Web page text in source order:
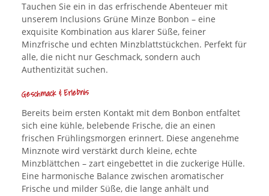
Tauchen Sie ein in das erfrischende Abenteuer mit
unserem Inclusions Grüne Minze Bonbon – eine
exquisite Kombination aus klarer Süße, feiner
Minzfrische und echten Minzblattstückchen. Perfekt für
alle, die nicht nur Geschmack, sondern auch
Authentizität suchen.
Geschmack & Erlebnis
Bereits beim ersten Kontakt mit dem Bonbon entfaltet
sich eine kühle, belebende Frische, die an einen
frischen Frühlingsmorgen erinnert. Diese angenehme
Minznote wird verstärkt durch kleine, echte
Minzblättchen – zart eingebettet in die zuckerige Hülle.
Eine harmonische Balance zwischen aromatischer
Frische und milder Süße, die lange anhält und